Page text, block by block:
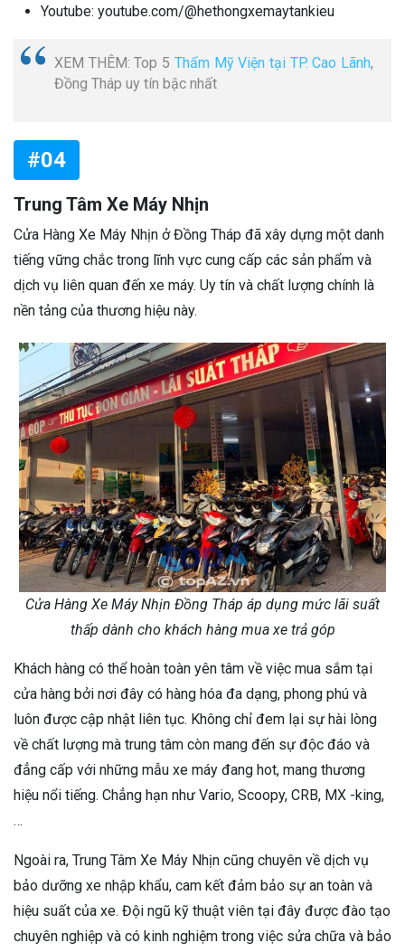
Youtube: youtube.com/@hethongxemaytankieu
XEM THÊM: Top 5 Thẩm Mỹ Viện tại TP. Cao Lãnh,
Đồng Tháp uy tín bậc nhất
#04
Trung Tâm Xe Máy Nhịn
Cửa Hàng Xe Máy Nhịn ở Đồng Tháp đã xây dựng một danh
tiếng vững chắc trong lĩnh vực cung cấp các sản phẩm và
dịch vụ liên quan đến xe máy. Uy tín và chất lượng chính là
nền tảng của thương hiệu này.
Cửa Hàng Xe Máy Nhịn Đồng Tháp áp dụng mức lãi suất
thấp dành cho khách hàng mua xe trả góp
Khách hàng có thể hoàn toàn yên tâm về việc mua sắm tại
cửa hàng bởi nơi đây có hàng hóa đa dạng, phong phú và
luôn được cập nhật liên tục. Không chỉ đem lại sự hài lòng
về chất lượng mà trung tâm còn mang đến sự độc đáo và
đẳng cấp với những mẫu xe máy đang hot, mang thương
hiệu nổi tiếng. Chẳng hạn như Vario, Scoopy, CRB, MX -king,
…
Ngoài ra, Trung Tâm Xe Máy Nhịn cũng chuyên về dịch vụ
bảo dưỡng xe nhập khẩu, cam kết đảm bảo sự an toàn và
hiệu suất của xe. Đội ngũ kỹ thuật viên tại đây được đào tạo
chuyên nghiệp và có kinh nghiệm trong việc sửa chữa và bảo